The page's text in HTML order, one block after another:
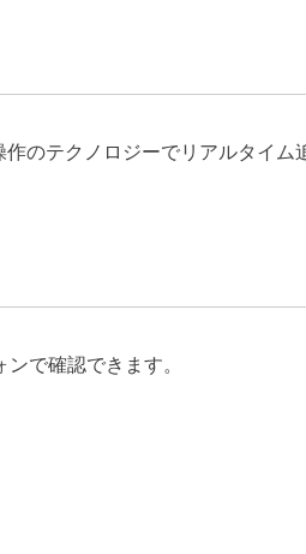
のテクノロジーでリアルタイム
で確認できます。